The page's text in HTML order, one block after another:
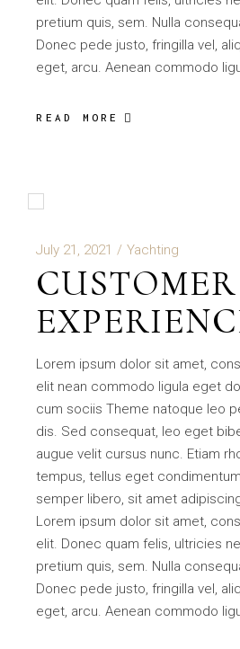
pretium quis, sem. Nulla
Donec pede justo, fringilla vel,
eget, arcu. Aenean commodo
READ MORE
July 21, 2021 Yachting
CUSTOMER
Lorem ipsum dolor sit amet,
elit nean commodo ligula eget
cum sociis Theme natoque leo
dis. Sed consequat, leo eget
augue velit cursus nunc. Etiam
tempus, tellus eget
semper libero, sit amet
Lorem ipsum dolor sit amet,
elit. Donec quam felis, ultricies
pretium quis, sem. Nulla
Donec pede justo, fringilla vel,
eget, arcu. Aenean commodo